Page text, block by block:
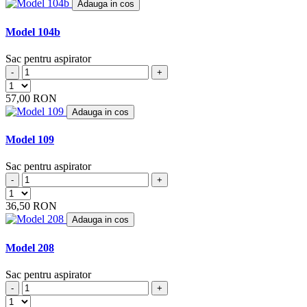
BHG (2)
BIMATEK
BITRON
BLOMBERG (2)
BLUE (2)
BLUE SKY
BLUEWIND (2)
BOB HOME (8)
BOOSTY (5)
BOREAL (5)
BORK
BRAUN (1)
BRAVO (4)
Adauga in cos
Model 104b
Sac pentru aspirator
- +
57,00 RON
Adauga in cos
Model 109
Sac pentru aspirator
- +
36,50 RON
Adauga in cos
Model 208
Sac pentru aspirator
- +